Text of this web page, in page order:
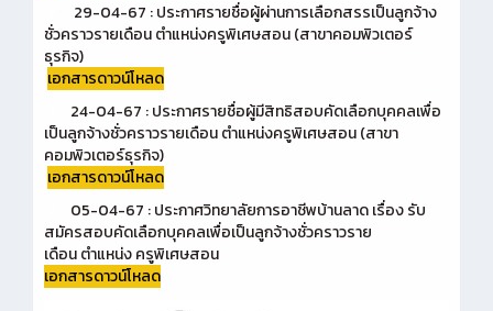
29-04-67 : ประกาศรายชื่อผู้ผ่านการเลือกสรรเป็นลูกจ้าง
ชั่วคราวรายเดือน ตำแหน่งครูพิเศษสอน (สาขาคอมพิวเตอร์
ธุรกิจ)
เอกสารดาวน์โหลด
24-04-67 : ประกาศรายชื่อผู้มีสิทธิสอบคัดเลือกบุคคลเพื่อ
เป็นลูกจ้างชั่วคราวรายเดือน ตำแหน่งครูพิเศษสอน (สาขา
คอมพิวเตอร์ธุรกิจ)
เอกสารดาวน์โหลด
05-04-67 :ประกาศวิทยาลัยการอาชีพบ้านลาด เรื่อง รับ
สมัครสอบคัดเลือกบุคคลเพื่อเป็นลูกจ้างชั่วคราวราย
เดือน ตำแหน่ง ครูพิเศษสอน
เอกสารดาวน์โหลด